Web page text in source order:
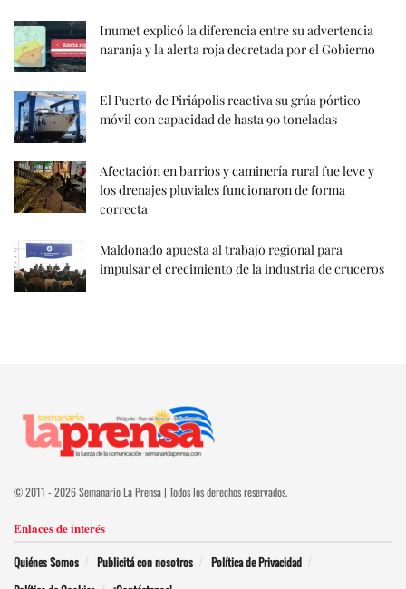
Inumet explicó la diferencia entre su advertencia
naranja y la alerta roja decretada por el Gobierno
El Puerto de Piriápolis reactiva su grúa pórtico
móvil con capacidad de hasta 90 toneladas
Afectación en barrios y caminería rural fue leve y
los drenajes pluviales funcionaron de forma
correcta
Maldonado apuesta al trabajo regional para
impulsar el crecimiento de la industria de cruceros
© 2011 - 2026 Semanario La Prensa | Todos los derechos reservados.
Enlaces de interés
Quiénes Somos Publicitá con nosotros
Política de Privacidad